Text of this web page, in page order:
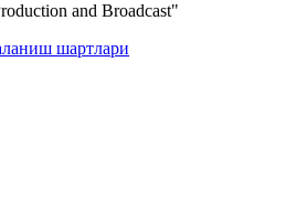
and Broadcast"
шартлари